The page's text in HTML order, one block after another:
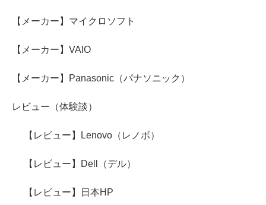
【メーカー】マイクロソフト
【メーカー】VAIO
【メーカー】Panasonic（パナソニック）
レビュー（体験談）
【レビュー】Lenovo（レノボ）
【レビュー】Dell（デル）
【レビュー】日本HP